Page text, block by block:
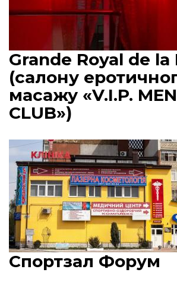
Grande Royal de la
(салону
масажу «V.I.P.
CLUB»)
Спортзал Форум